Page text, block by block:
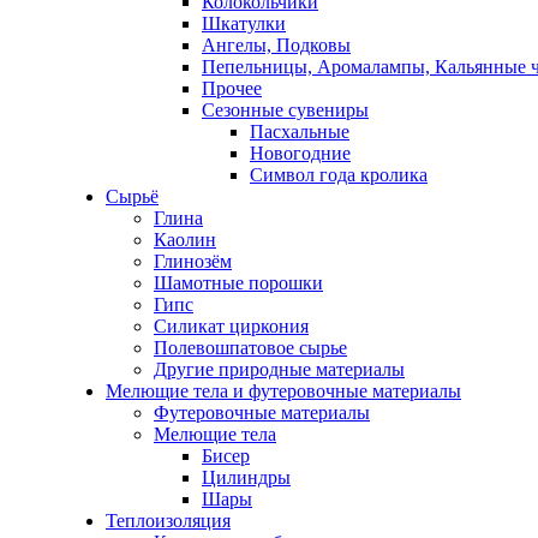
Шкатулки
Ангелы, Подковы
Пепельницы, Аромалампы, Кальянные
Прочее
Сезонные сувениры
Пасхальные
Новогодние
Символ года кролика
Сырьё
Глина
Каолин
Глинозём
Шамотные порошки
Гипс
Силикат циркония
Полевошпатовое сырье
Другие природные материалы
Мелющие тела и футеровочные материалы
Футеровочные материалы
Мелющие тела
Бисер
Цилиндры
Шары
Теплоизоляция